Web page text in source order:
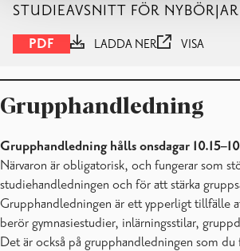
STUDIEAVSNITT FÖR
PDF LADDA NER VISA
Grupphandledning
Grupphandledning hålls onsdagar
Närvaron är obligatorisk, och fungerar som
studiehandledningen och för att stärka
Grupphandledningen är ett ypperligt tillfälle
berör gymnasiestudier, inlärningsstilar,
Det är också på grupphandledningen som